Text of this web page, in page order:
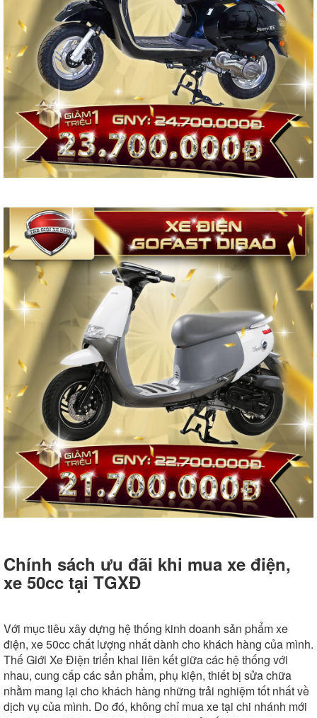
Chính sách ưu đãi khi mua xe điện,
xe 50cc tại TGXĐ
Với mục tiêu xây dựng hệ thống kinh doanh sản phẩm xe
điện, xe 50cc chất lượng nhất dành cho khách hàng của mình.
Thế Giới Xe Điện triển khai liên kết giữa các hệ thống với
nhau, cung cấp các sản phẩm, phụ kiện, thiết bị sửa chữa
nhằm mang lại cho khách hàng những trải nghiệm tốt nhất về
dịch vụ của mình. Do đó, không chỉ mua xe tại chi nhánh mới